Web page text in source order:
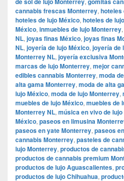
cannabis frescas Monterrey, hoteles
hoteles de lujo México, hoteles de
México, inmuebles de lujo Monterrey,
NL, joyas finas México, joyas finas
NL, joyería de lujo México, joyería de
Monterrey NL, joyería exclusiva
marcas de lujo Monterrey, mejor
edibles cannabis Monterrey, moda
alta gama Monterrey, moda de alta
lujo México, moda de lujo Monterrey,
muebles de lujo México, muebles de
Monterrey NL, música en vivo de
México, paseos en limusina
paseos en yate Monterrey, paseos
cannabis Monterrey, pasteles de
lujo Monterrey, productos de
productos de cannabis premium
productos de lujo Aguascalientes,
productos de lujo Chihuahua,